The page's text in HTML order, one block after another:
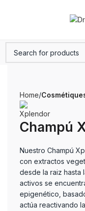
Home
Champú
Nuestro Champú
con extractos
desde la raiz hasta
activos se
epigenético,
actúa reactivando